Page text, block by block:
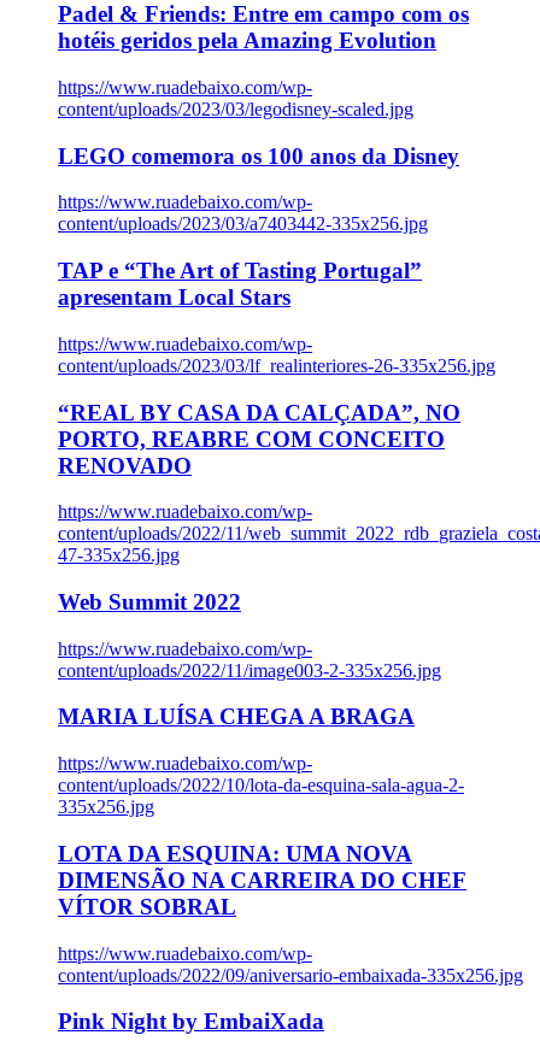
Padel & Friends: Entre em campo com os
hotéis geridos pela Amazing Evolution
https://www.ruadebaixo.com/wp-
content/uploads/2023/03/legodisney-scaled.jpg
LEGO comemora os 100 anos da Disney
https://www.ruadebaixo.com/wp-
content/uploads/2023/03/a7403442-335x256.jpg
TAP e “The Art of Tasting Portugal”
apresentam Local Stars
https://www.ruadebaixo.com/wp-
content/uploads/2023/03/lf_realinteriores-26-335x256.jpg
“REAL BY CASA DA CALÇADA”, NO
PORTO, REABRE COM CONCEITO
RENOVADO
https://www.ruadebaixo.com/wp-
content/uploads/2022/11/
47-335x256.jpg
Web Summit 2022
https://www.ruadebaixo.com/wp-
content/uploads/2022/11/image003-2-335x256.jpg
MARIA LUÍSA CHEGA A BRAGA
https://www.ruadebaixo.com/wp-
content/uploads/2022/10/lota-da-esquina-sala-agua-2-
335x256.jpg
LOTA DA ESQUINA: UMA NOVA
DIMENSÃO NA CARREIRA DO CHEF
VÍTOR SOBRAL
https://www.ruadebaixo.com/wp-
content/uploads/2022/09/aniversario-embaixada-335x256.jpg
Pink Night by EmbaiXada